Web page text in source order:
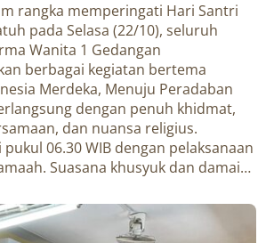
rangka memperingati Hari Santri
pada Selasa (22/10), seluruh
Wanita 1 Gedangan
berbagai kegiatan bertema
Merdeka, Menuju Peradaban
dengan penuh khidmat,
dan nuansa religius.
06.30 WIB dengan pelaksanaan
Suasana khusyuk dan damai…